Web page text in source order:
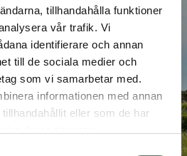
tillhandahålla funktioner
vår trafik. Vi
identifierare och annan
till de sociala medier och
som vi samarbetar med.
informationen med annan
eller som de har
tarjouksia, inspiraatiota ja
Tilaa